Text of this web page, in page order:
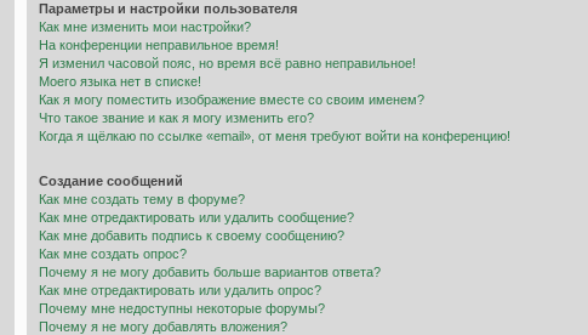
Параметры и настройки пользователя
Как мне изменить мои настройки?
На конференции неправильное время!
Я изменил часовой пояс, но время всё равно неправильное!
Моего языка нет в списке!
Как я могу поместить изображение вместе со своим именем?
Что такое звание и как я могу изменить его?
Когда я щёлкаю по ссылке «email», от меня требуют войти на конференцию!
Создание сообщений
Как мне создать тему в форуме?
Как мне отредактировать или удалить сообщение?
Как мне добавить подпись к своему сообщению?
Как мне создать опрос?
Почему я не могу добавить больше вариантов ответа?
Как мне отредактировать или удалить опрос?
Почему мне недоступны некоторые форумы?
Почему я не могу добавлять вложения?